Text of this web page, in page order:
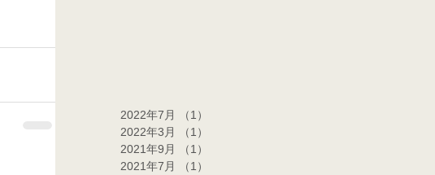
2022年7月 （1）
2022年3月
（1）
2021年9月
（1）
2021年7月
（1）